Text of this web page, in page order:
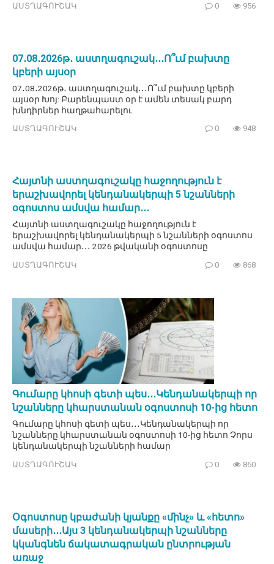
ԱՍՏՂԱԳՈՒՇԱԿ 0 956
07․08․2026թ․ աստղագուշակ․․․Ո՞ւմ բախտը
կբերի այսօր
07․08․2026թ․ աստղագուշակ․․․Ո՞ւմ բախտը կբերի
այսօր Խոյ: Բարենպաստ օր է ամեն տեսակ բարդ
խնդիրներ հաղթահարելու
ԱՍՏՂԱԳՈՒՇԱԿ 0 948
Հայտնի աստղագուշակը հաջողություն է
երաշխավորել կենդանակերպի 5 նշանների
օգոստոս ամսվա համար․․․
Հայտնի աստղագուշակը հաջողություն է
երաշխավորել կենդանակերպի 5 նշանների օգոստոս
ամսվա համար․․․ 2026 թվականի օգոստոսը
ԱՍՏՂԱԳՈՒՇԱԿ 0 868
Գումարը կհոսի գետի պես․․․Կենդանակերպի որ
նշանները կհարստանան օգոստոսի 10-ից հետո
Գումարը կհոսի գետի պես․․․Կենդանակերպի որ
նշանները կհարստանան օգոստոսի 10-ից հետո Չորս
կենդանակերպի նշանների համար
ԱՍՏՂԱԳՈՒՇԱԿ 0 860
Օգոստոսը կբաժանի կյանքը «մինչ» և «հետո»
մասերի․․․Այս 3 կենդանակերպի նշանները
կկանգնեն ճակատագրական ընտրության
առաջ